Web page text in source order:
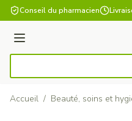
Aller au contenu
Conseil du pharmacien
Menu
Accueil / Beauté, soins et